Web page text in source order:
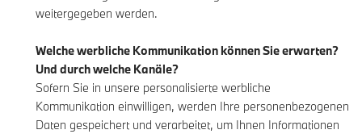
weitergegeben werden.
Welche werbliche Kommunikation können Sie erwarten?
Und durch welche Kanäle?
Sofern Sie in unsere personalisierte werbliche
Kommunikation einwilligen, werden Ihre personenbezogenen
Daten gespeichert und verarbeitet, um Ihnen Informationen